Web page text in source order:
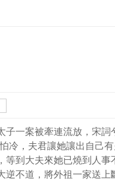
子一案被牽連流放，宋
冷，夫君讓她讓出自己
等到大夫來她已燒到人
逆不道，將外祖一家送